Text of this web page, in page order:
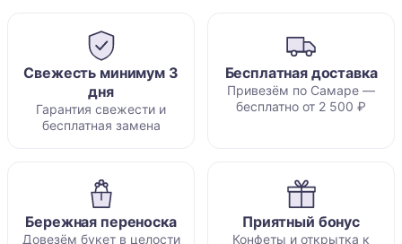
Свежесть минимум 3
дня
Гарантия свежести и
бесплатная замена
Бесплатная доставка
Привезём по Самаре —
бесплатно от 2 500 ₽
Бережная переноска
Довезём букет в целости
Приятный бонус
Конфеты и открытка к